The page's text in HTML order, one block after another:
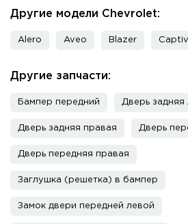
Другие модели Chevrolet:
Alero Aveo Blazer
Другие запчасти:
Бампер передний Дверь задняя
Дверь задняя правая Дверь
Дверь передняя правая
Заглушка (решетка) в бампер
Замок двери передней левой